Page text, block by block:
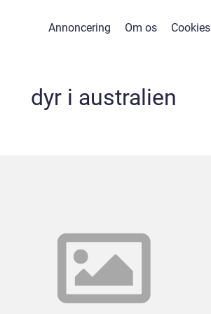
Annoncering Om os Cookies
dyr i australien